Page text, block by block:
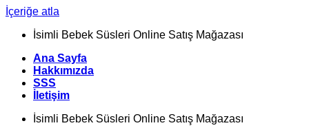
İçeriğe atla
İsimli Bebek Süsleri Online Satış Mağazası
Ana Sayfa
Hakkımızda
SSS
İletişim
İsimli Bebek Süsleri Online Satış Mağazası